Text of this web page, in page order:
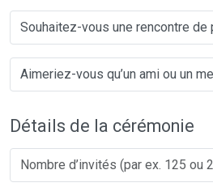
Détails de la cérémonie